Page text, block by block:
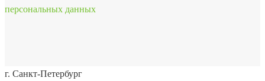
персональных данных
г. Санкт-Петербург